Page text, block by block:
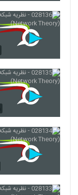
130
133